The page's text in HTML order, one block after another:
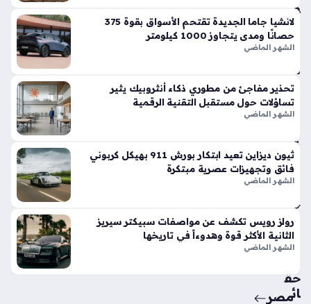
فو
قاً
في
الأ
س
وا
ق
الح
ة
منذ
أسب
وع
واح
حق
ائ
لانشيا جاما الجديدة تقتحم الأسواق بقوة 375
حصانًا ومدى يتجاوز 1000 كيلومتر
الشهر الماضي
تحذير مفاجئ من مطوري ذكاء أنثروبيك يثير
تساؤلات حول مستقبل التقنية الرقمية
الشهر الماضي
ثيون ديزاين تعيد ابتكار بورش 911 بهيكل كربوني
فائق وتجهيزات عصرية مبتكرة
الشهر الماضي
رولز رويس تكشف عن مواصفات سبيكتر سيريز
الثانية الأكثر قوة وهدوءاً في تاريخها
الشهر الماضي
مصر